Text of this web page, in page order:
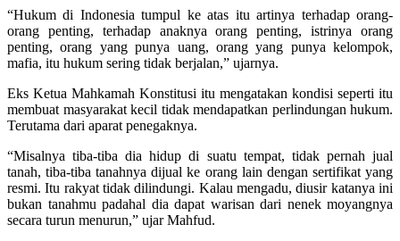
“Hukum di Indonesia tumpul ke atas itu artinya terhadap orang-
orang penting, terhadap anaknya orang penting, istrinya orang
penting, orang yang punya uang, orang yang punya kelompok,
mafia, itu hukum sering tidak berjalan,” ujarnya.
Eks Ketua Mahkamah Konstitusi itu mengatakan kondisi seperti itu
membuat masyarakat kecil tidak mendapatkan perlindungan hukum.
Terutama dari aparat penegaknya.
“Misalnya tiba-tiba dia hidup di suatu tempat, tidak pernah jual
tanah, tiba-tiba tanahnya dijual ke orang lain dengan sertifikat yang
resmi. Itu rakyat tidak dilindungi. Kalau mengadu, diusir katanya ini
bukan tanahmu padahal dia dapat warisan dari nenek moyangnya
secara turun menurun,” ujar Mahfud.